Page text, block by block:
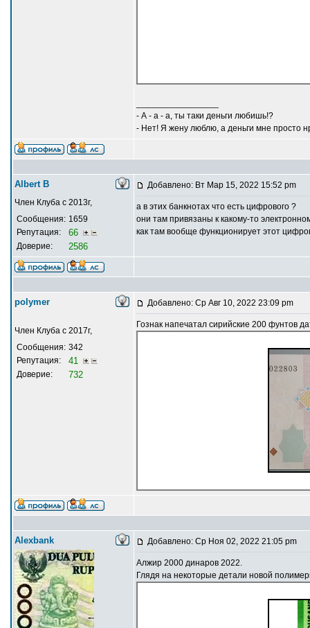
- А - а - а, ты таки деньги любишь!?
- Нет! Я жену люблю, а деньги мне просто
Albert В
Член Клуба с 2013г,
Сообщения: 1659
Репутация:
66
Доверие: 2586
Добавлено: Вт Мар 15, 2022 15:52 pm
а в этих банкнотах что есть цифрового ?
они там привязаны к какому-то
как там вообще функционирует этот
polymer
Член Клуба с 2017г,
Сообщения: 342
Репутация:
41
Доверие: 732
Добавлено: Ср Авг 10, 2022 23:09 pm
Гознак напечатал сирийские 200 фунтов
Alexbank Добавлено: Ср Ноя 02, 2022 21:05 pm
Алжир 2000 динаров 2022.
Глядя на некоторые детали новой